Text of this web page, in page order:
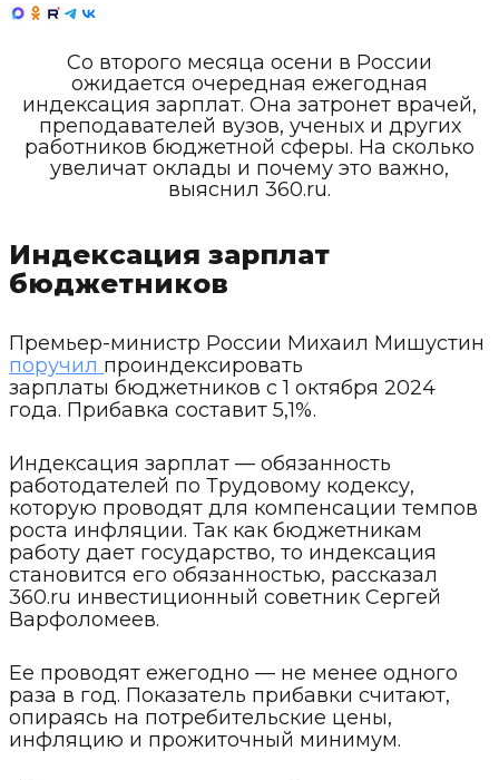
Со второго месяца осени в России
ожидается очередная ежегодная
индексация зарплат. Она затронет врачей,
преподавателей вузов, ученых и других
работников бюджетной сферы. На сколько
увеличат оклады и почему это важно,
выяснил 360.ru.
Индексация зарплат
бюджетников
Премьер-министр России Михаил Мишустин
поручил проиндексировать
зарплаты бюджетников с 1 октября 2024
года. Прибавка составит 5,1%.
Индексация зарплат — обязанность
работодателей по Трудовому кодексу,
которую проводят для компенсации темпов
роста инфляции. Так как бюджетникам
работу дает государство, то индексация
становится его обязанностью, рассказал
360.ru инвестиционный советник Сергей
Варфоломеев.
Ее проводят ежегодно — не менее одного
раза в год. Показатель прибавки считают,
опираясь на потребительские цены,
инфляцию и прожиточный минимум.